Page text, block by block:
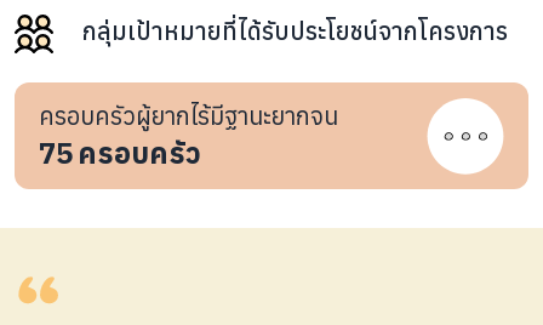
กลุ่มเป้าหมายที่ได้รับประโยชน์จากโครงการ
ครอบครัวผู้ยากไร้มีฐานะยากจน
75ครอบครัว